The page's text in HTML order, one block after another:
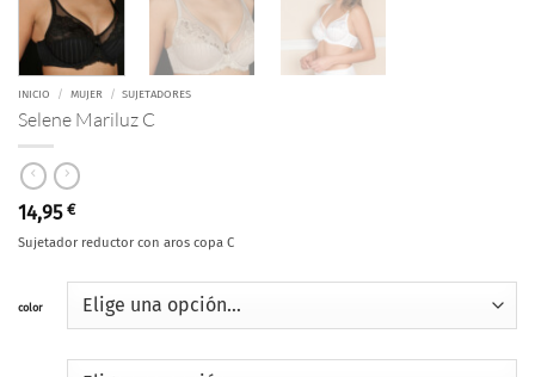
INICIO / MUJER / SUJETADORES
Selene Mariluz C
14,95 €
Sujetador reductor con aros copa C
color